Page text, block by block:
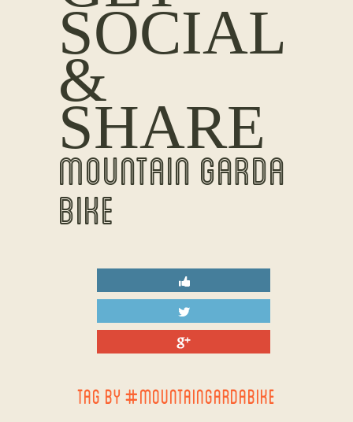
SOCIAL
&
SHARE
MOUNTAIN GARDA
BIKE
TAG BY #MOUNTAINGARDABIKE